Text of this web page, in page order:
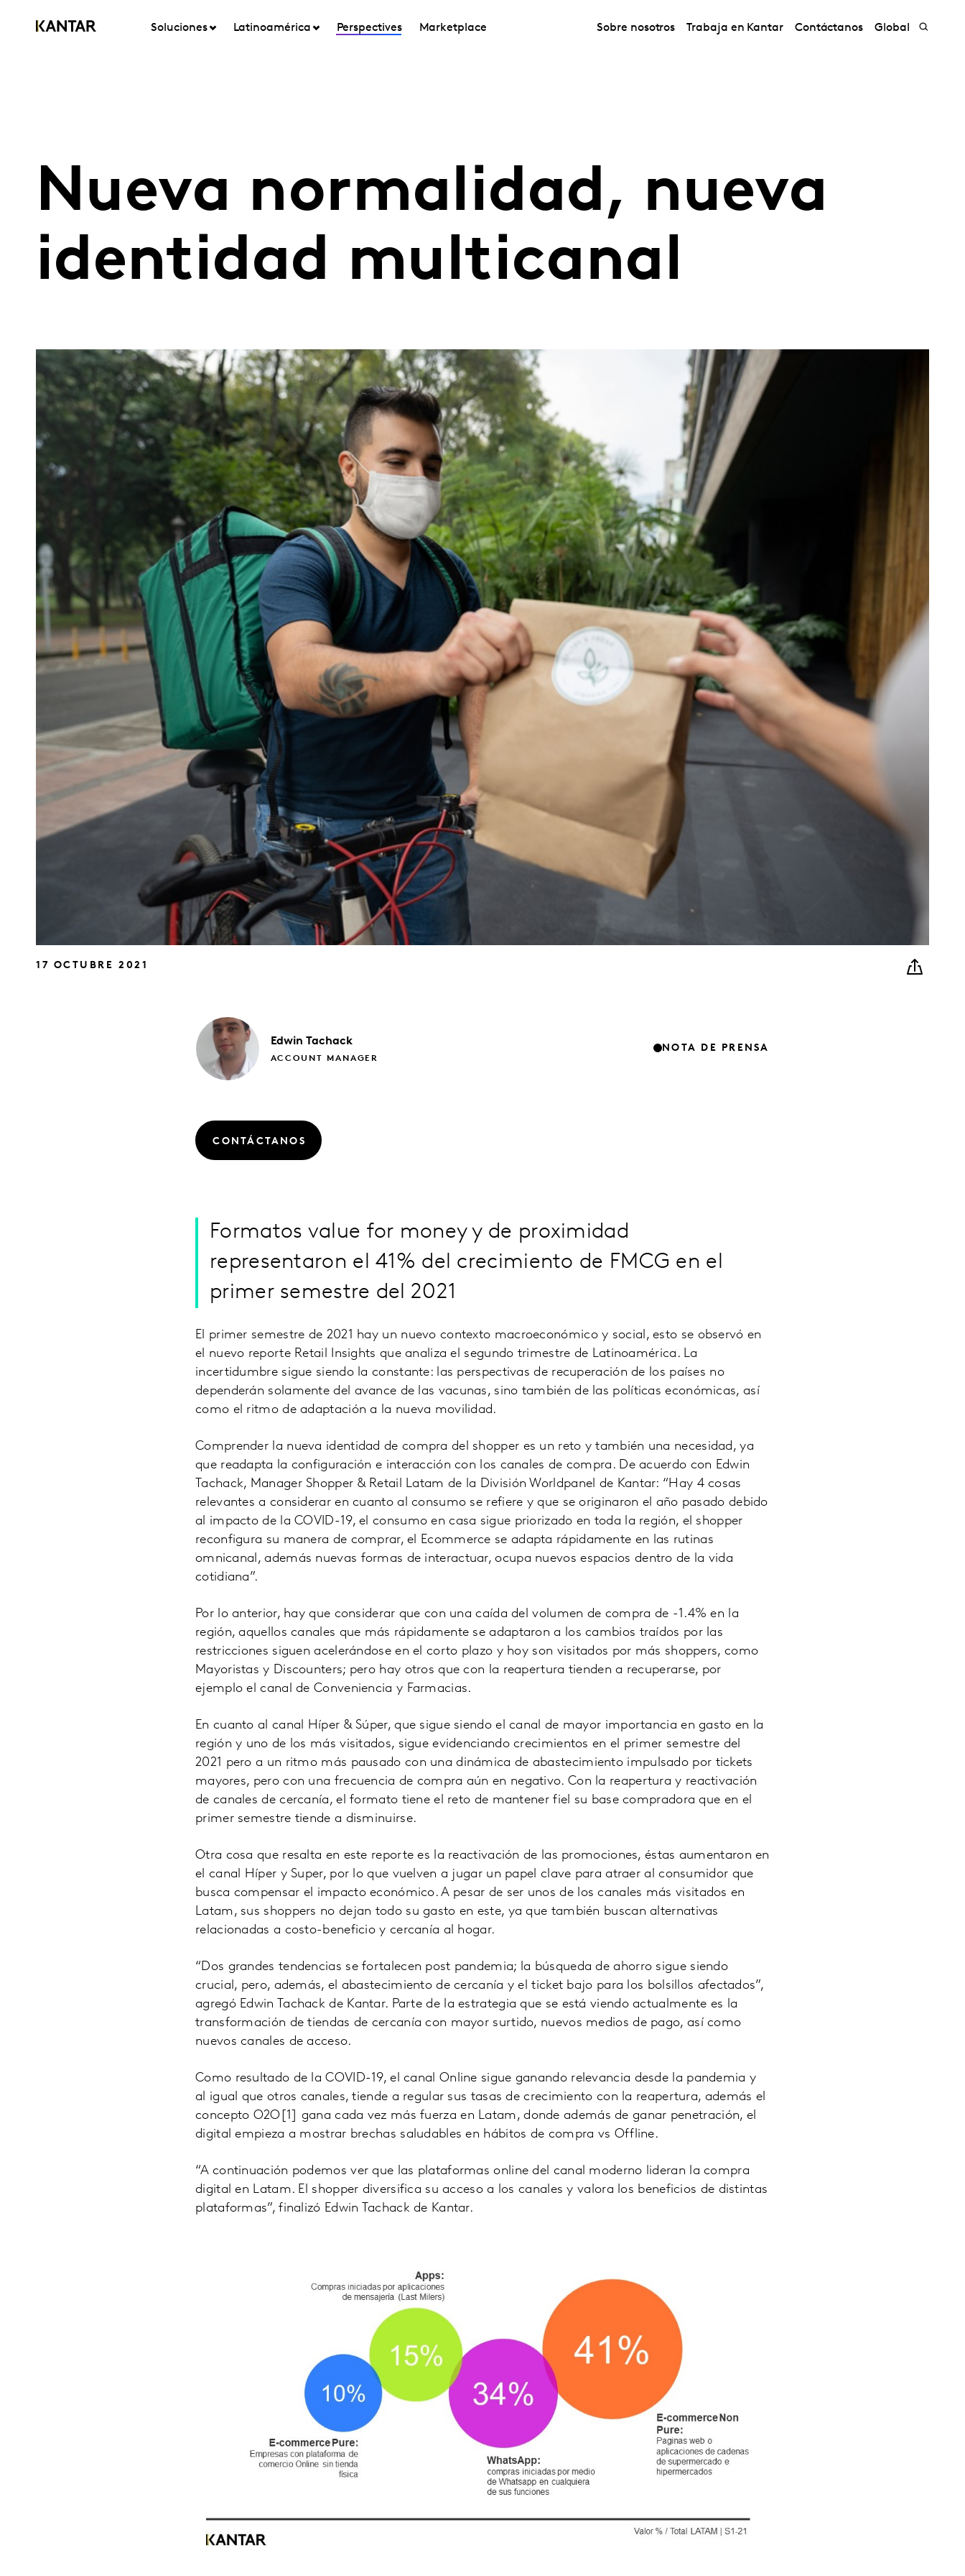
Soluciones Latinoamérica Perspectives Marketplace Sobre nosotros Trabaja en Kantar Contáctanos Global
Nueva normalidad, nueva
identidad multicanal
17 OCTUBRE 2021
EdwinTachack
ACCOUNT MANAGER
NOTA DE PRENSA
CONTÁCTANOS
Formatos value for money y de proximidad
representaron el 41% del crecimiento de FMCG en el
primer semestre del 2021
El primer semestre de 2021 hay un nuevo contexto macroeconómico y social, esto se observó en
el nuevo reporte Retail Insights que analiza el segundo trimestre de Latinoamérica. La
incertidumbre sigue siendo la constante: las perspectivas de recuperación de los países no
dependerán solamente del avance de las vacunas, sino también de las políticas económicas, así
como el ritmo de adaptación a la nueva movilidad.
Comprender la nueva identidad de compra del shopper es un reto y también una necesidad, ya
que readapta la configuración e interacción con los canales de compra. De acuerdo con Edwin
Tachack, Manager Shopper & Retail Latam de la División Worldpanel de Kantar: “Hay 4 cosas
relevantes a considerar en cuanto al consumo se refiere y que se originaron el año pasado debido
al impacto de la COVID-19, el consumo en casa sigue priorizado en toda la región, el shopper
reconfigura su manera de comprar, el Ecommerce se adapta rápidamente en las rutinas
omnicanal, además nuevas formas de interactuar, ocupa nuevos espacios dentro de la vida
cotidiana”.
Por lo anterior, hay que considerar que con una caída del volumen de compra de -1.4% en la
región, aquellos canales que más rápidamente se adaptaron a los cambios traídos por las
restricciones siguen acelerándose en el corto plazo y hoy son visitados por más shoppers, como
Mayoristas y Discounters; pero hay otros que con la reapertura tienden a recuperarse, por
ejemplo el canal de Conveniencia y Farmacias.
En cuanto al canal Híper & Súper, que sigue siendo el canal de mayor importancia en gasto en la
región y uno de los más visitados, sigue evidenciando crecimientos en el primer semestre del
2021 pero a un ritmo más pausado con una dinámica de abastecimiento impulsado por tickets
mayores, pero con una frecuencia de compra aún en negativo. Con la reapertura y reactivación
de canales de cercanía, el formato tiene el reto de mantener fiel su base compradora que en el
primer semestre tiende a disminuirse.
Otra cosa que resalta en este reporte es la reactivación de las promociones, éstas aumentaron en
el canal Híper y Super, por lo que vuelven a jugar un papel clave para atraer al consumidor que
busca compensar el impacto económico. A pesar de ser unos de los canales más visitados en
Latam, sus shoppers no dejan todo su gasto en este, ya que también buscan alternativas
relacionadas a costo-beneficio y cercanía al hogar.
“Dos grandes tendencias se fortalecen post pandemia; la búsqueda de ahorro sigue siendo
crucial, pero, además, el abastecimiento de cercanía y el ticket bajo para los bolsillos afectados”,
agregó Edwin Tachack de Kantar. Parte de la estrategia que se está viendo actualmente es la
transformación de tiendas de cercanía con mayor surtido, nuevos medios de pago, así como
nuevos canales de acceso.
Como resultado de la COVID-19, el canal Online sigue ganando relevancia desde la pandemia y
al igual que otros canales, tiende a regular sus tasas de crecimiento con la reapertura, además el
concepto O2O[1] gana cada vez más fuerza en Latam, donde además de ganar penetración, el
digital empieza a mostrar brechas saludables en hábitos de compra vs Offline.
“A continuación podemos ver que las plataformas online del canal moderno lideran la compra
digital en Latam. El shopper diversifica su acceso a los canales y valora los beneficios de distintas
plataformas”, finalizó Edwin Tachack de Kantar.